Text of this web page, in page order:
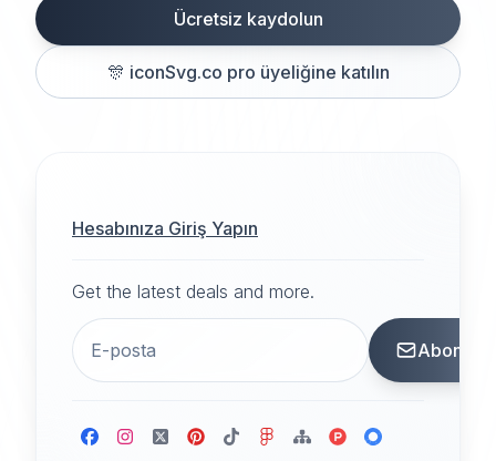
Ücretsiz kaydolun
🎊 iconSvg.co pro üyeliğine katılın
Hesabınıza Giriş Yapın
Get the latest deals and more.
Abone